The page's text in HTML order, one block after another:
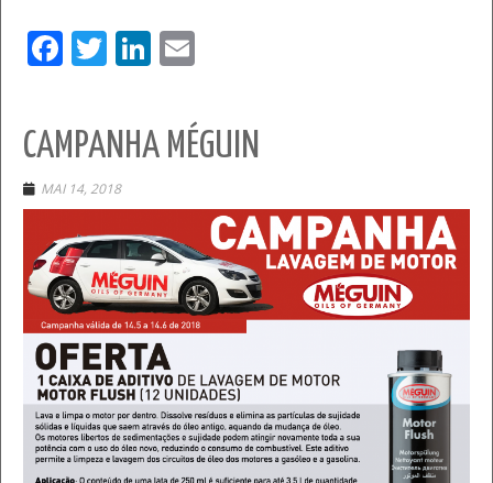
Facebook
TwitterLinkedIn
CAMPANHA MÉGUIN
MAI 14, 2018